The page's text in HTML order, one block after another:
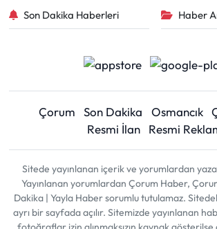
Son Dakika Haberleri Haber
Çorum Son Dakika Osmancık
Resmi İlan
Resmi
Sitede yayınlanan içerik ve yorumlardan
Yayınlanan yorumlardan Çorum Haber,
Dakika | Yayla Haber sorumlu tutulamaz.
ayrı bir sayfada açılır. Sitemizde yayınlanan